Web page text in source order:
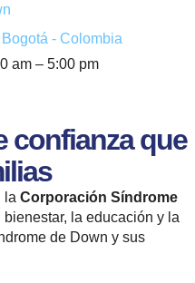
- Colombia
am – 5:00 pm
confianza que
la Corporación Síndrome
la educación y la
de Down y sus